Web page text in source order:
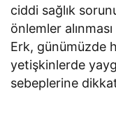
ciddi sağlık
önlemler
Erk, günümüzde
yetişkinlerde
sebeplerine